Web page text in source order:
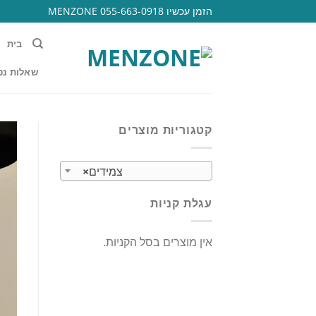
to
הזמן עכשיו 055-663-0918 MENZONE
בית
שאלות
קטגוריות מוצרים
×צמידים
עגלת קניות
אין מוצרים בסל הקניות.